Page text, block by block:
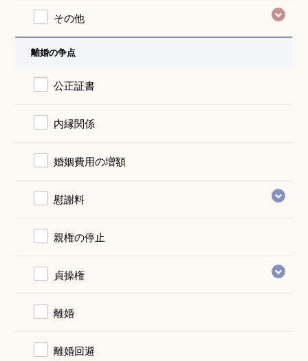
その他
離婚の争点
公正証書
内縁関係
婚姻費用の増額
慰謝料
親権の停止
貞操権
離婚
離婚回避